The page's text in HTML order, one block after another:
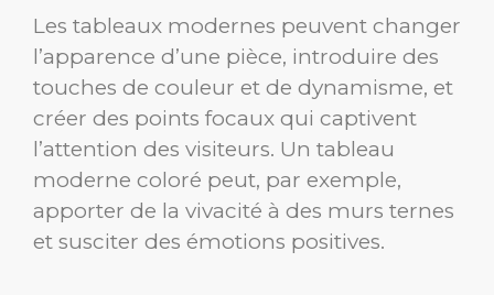
Les tableaux modernes peuvent changer
l’apparence d’une pièce, introduire des
touches de couleur et de dynamisme, et
créer des points focaux qui captivent
l’attention des visiteurs. Un tableau
moderne coloré peut, par exemple,
apporter de la vivacité à des murs ternes
et susciter des émotions positives.